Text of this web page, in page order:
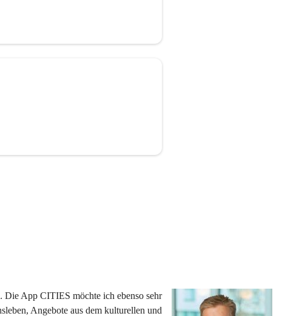
Die App CITIES möchte ich ebenso sehr
Angebote aus dem kulturellen und